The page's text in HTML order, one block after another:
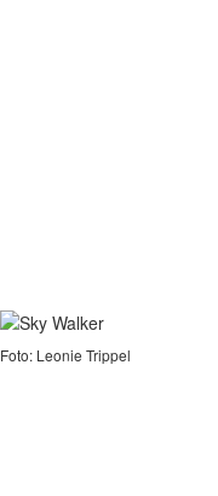
Foto: Leonie Trippel